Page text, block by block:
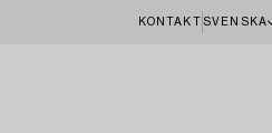
KONTAKT SVENSKA